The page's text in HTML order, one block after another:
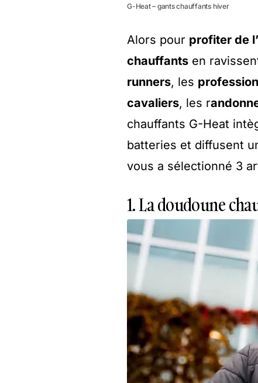
G-Heat – gants chauffants hiver
Alors pour profiter de
chauffants en
runners, les
cavaliers, les r
chauffants G-Heat
batteries et diffusent
vous a sélectionné 3
1. La doudoune